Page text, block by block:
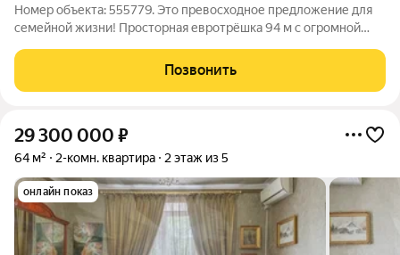
Номер объекта: 555779. Это превосходное предложение для
семейной жизни! Просторная евротрёшка 94 м с огромной
мечта для семьи с детьми. Готовый дизайнерский ремонт
избавляет от главного
Позвонить
29 300 000 ₽
64 м² 2-комн. квартира 2 этаж из 5
онлайн показ